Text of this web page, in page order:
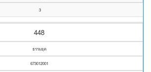
3
448
ธรรมยุต
673012001